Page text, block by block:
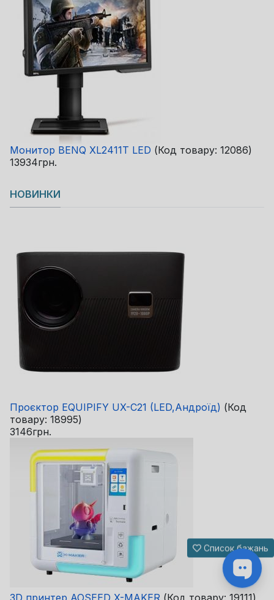
Монитор BENQ XL2411T LED (Код товару: 12086)
13934грн.
НОВИНКИ
Проєктор EQUIPIFY UX-C21 (LED,Андроїд) (Код
товару: 18995)
3146грн.
3D принтер AOSEED X-MAKER (Код товару: 19111)
Список бажань